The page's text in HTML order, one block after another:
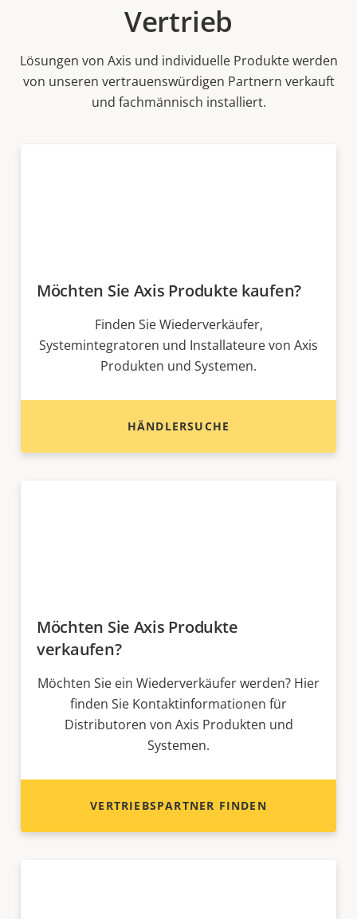
Vertrieb
Lösungen von Axis und individuelle Produkte werden
von unseren vertrauenswürdigen Partnern verkauft
und fachmännisch installiert.
Möchten Sie Axis Produkte kaufen?
Finden Sie Wiederverkäufer,
Systemintegratoren und Installateure von Axis
Produkten und Systemen.
HÄNDLERSUCHE
Möchten Sie Axis Produkte
verkaufen?
Möchten Sie ein Wiederverkäufer werden? Hier
finden Sie Kontaktinformationen für
Distributoren von Axis Produkten und
Systemen.
VERTRIEBSPARTNER FINDEN